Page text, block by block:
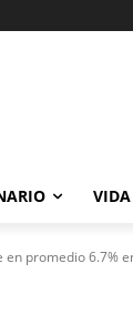
promedio 6.7%